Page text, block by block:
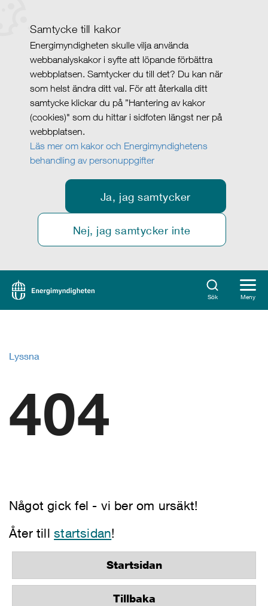
Samtycke till kakor
Energimyndigheten skulle vilja använda
webbanalyskakor i syfte att löpande förbättra
webbplatsen. Samtycker du till det? Du kan när
som helst ändra ditt val. För att återkalla ditt
samtycke klickar du på ”Hantering av kakor
(cookies)" som du hittar i sidfoten längst ner på
webbplatsen.
Läs mer om kakor och Energimyndighetens
behandling av personuppgifter
Ja, jag samtycker
Nej, jag samtycker inte
Sök Meny
Lyssna
404
Något gick fel - vi ber om ursäkt!
Åter tillstartsidan!
Startsidan
Tillbaka